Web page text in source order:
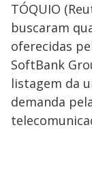
TÓQUIO
buscaram
oferecidas
SoftBank
listagem da
demanda